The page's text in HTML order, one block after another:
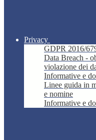
Privacy
GDPR 2016/
Data Breach -
violazione dei
Informative e
Linee guida in
e nomine
Informative e